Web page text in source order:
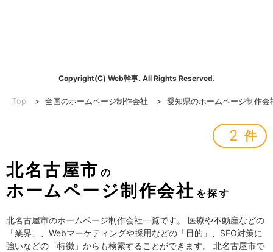
Copyright(C) Web幹事. All Rights Reserved.
Top > 全国のホームページ制作会社 > 愛知県のホームページ制作会
2 件
北名古屋市 の
ホームページ制作会社 を探す
北名古屋市のホームページ制作会社一覧です。 医療や不動産などの
「業界」、Webマーケティングや採用などの「目的」、SEO対策に
強いなどの「特徴」からも検索することができます。 北名古屋市で